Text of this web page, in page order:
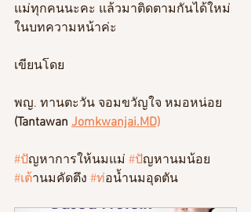
แม่ทุกคนนะคะ แล้วมาติดตามกันได้ใหม่
ในบทความหน้าค่ะ
เขียนโดย
พญ. ทานตะวัน จอมขวัญใจ หมอหน่อย
(Tantawan Jomkwanjai.MD)
#ปัญหาการให้นมแม่ #ปัญหานมน้อย
#เต้านมคัดตึง #ท่อน้ำนมอุดตัน